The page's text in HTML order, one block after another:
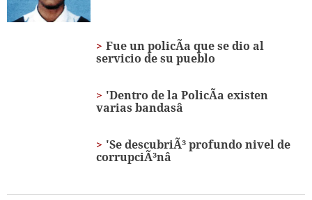
Fue un policÃ­a que se dio al
servicio de su pueblo
'Dentro de la PolicÃ­a existen
varias bandasâ
'Se descubriÃ³ profundo nivel de
corrupciÃ³nâ